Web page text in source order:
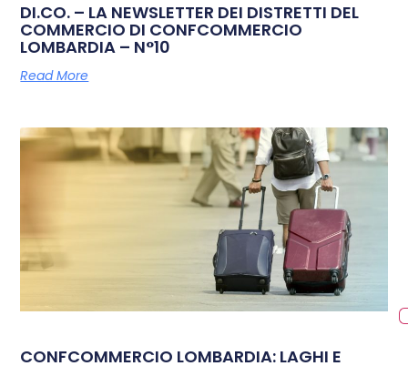
DI.CO. – LA NEWSLETTER DEI DISTRETTI DEL
COMMERCIO DI CONFCOMMERCIO
LOMBARDIA – N°10
Read More
CONFCOMMERCIO LOMBARDIA: LAGHI E